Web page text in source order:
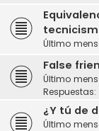
Último
False
Último
Respuestas:
¿Y tú de
Último